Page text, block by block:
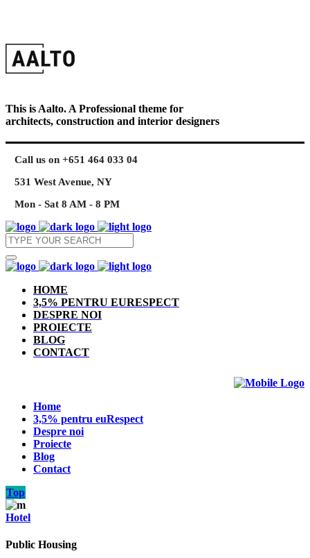
This is Aalto. A Professional theme for
architects, construction and interior designers
Call us on +651 464 033 04
531 West Avenue, NY
Mon - Sat 8 AM - 8 PM
HOME
3,5% PENTRU EURESPECT
DESPRE NOI
PROIECTE
BLOG
CONTACT
Home
3,5% pentru euRespect
Despre noi
Proiecte
Blog
Contact
Top
Hotel
Public Housing